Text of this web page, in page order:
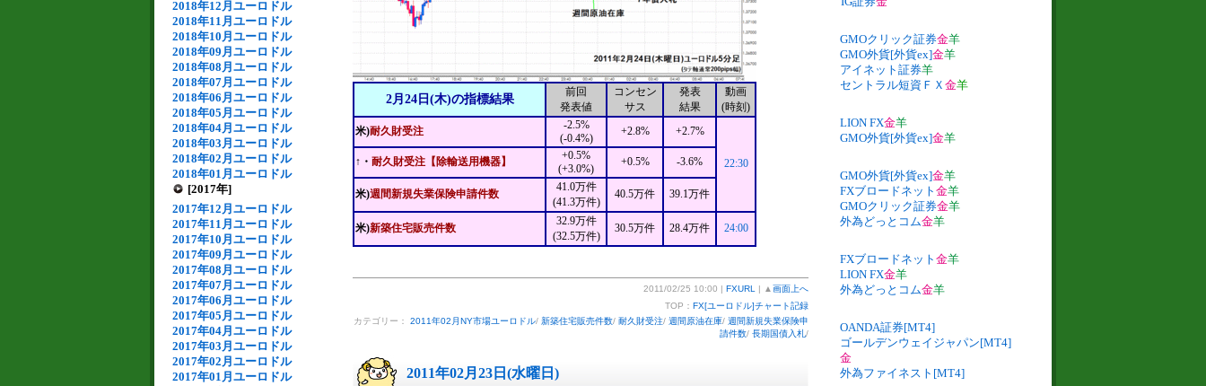
2018年12月ユーロドル
2018年11月ユーロドル
2018年10月ユーロドル
2018年09月ユーロドル
2018年08月ユーロドル
2018年07月ユーロドル
2018年06月ユーロドル
2018年05月ユーロドル
2018年04月ユーロドル
2018年03月ユーロドル
2018年02月ユーロドル
2018年01月ユーロドル
[2017年]
2017年12月ユーロドル
2017年11月ユーロドル
2017年10月ユーロドル
2017年09月ユーロドル
2017年08月ユーロドル
2017年07月ユーロドル
2017年06月ユーロドル
2017年05月ユーロドル
2017年04月ユーロドル
2017年03月ユーロドル
2017年02月ユーロドル
2017年01月ユーロドル
2月24日(木)の指標結果
前回
発表値
コンセン
サス
発表
結果
動画
(時刻)
米)耐久財受注
-2.5%
(-0.4%)
+2.8% +2.7%
22:30
↑・ 耐久財受注【除輸送用機器】
+0.5%
(+3.0%)
+0.5% -3.6%
米)週間新規失業保険申請件数
41.0万件
(41.3万件)
40.5万件 39.1万件
米)新築住宅販売件数
32.9万件
(32.5万件)
30.5万件 28.4万件 24:00
2011/02/25 10:00 | FXURL | ▲ 画面上へ
TOP： FX[ユーロドル]チャート記録
カテゴリー： 2011年02月NY市場ユーロドル/ 新築住宅販売件数/ 耐久財受注/ 週間原油在庫/ 週間新規失業保険申
請件数/ 長期国債入札/
2011年02月23日(水曜日)
GMOクリック証券金羊
GMO外貨[外貨ex]金羊
アイネット証券羊
セントラル短資ＦＸ 金羊
LION FX金羊
GMO外貨[外貨ex]金羊
GMO外貨[外貨ex]金羊
FXブロードネット 金羊
GMOクリック証券金羊
外為どっとコム金羊
FXブロードネット 金羊
LION FX金羊
外為どっとコム金羊
OANDA証券[MT4]
ゴールデンウェイジャパン[MT4]
金
外為ファイネスト[MT4]